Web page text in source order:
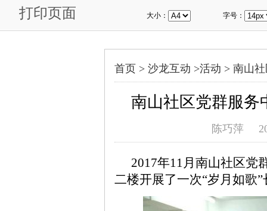
打印页面 大小： 字号：
首页 > 沙龙互动 >活动 > 南山
南山社区党群服务
陈巧萍
2017年11月南山社区党
二楼开展了一次“岁月如歌